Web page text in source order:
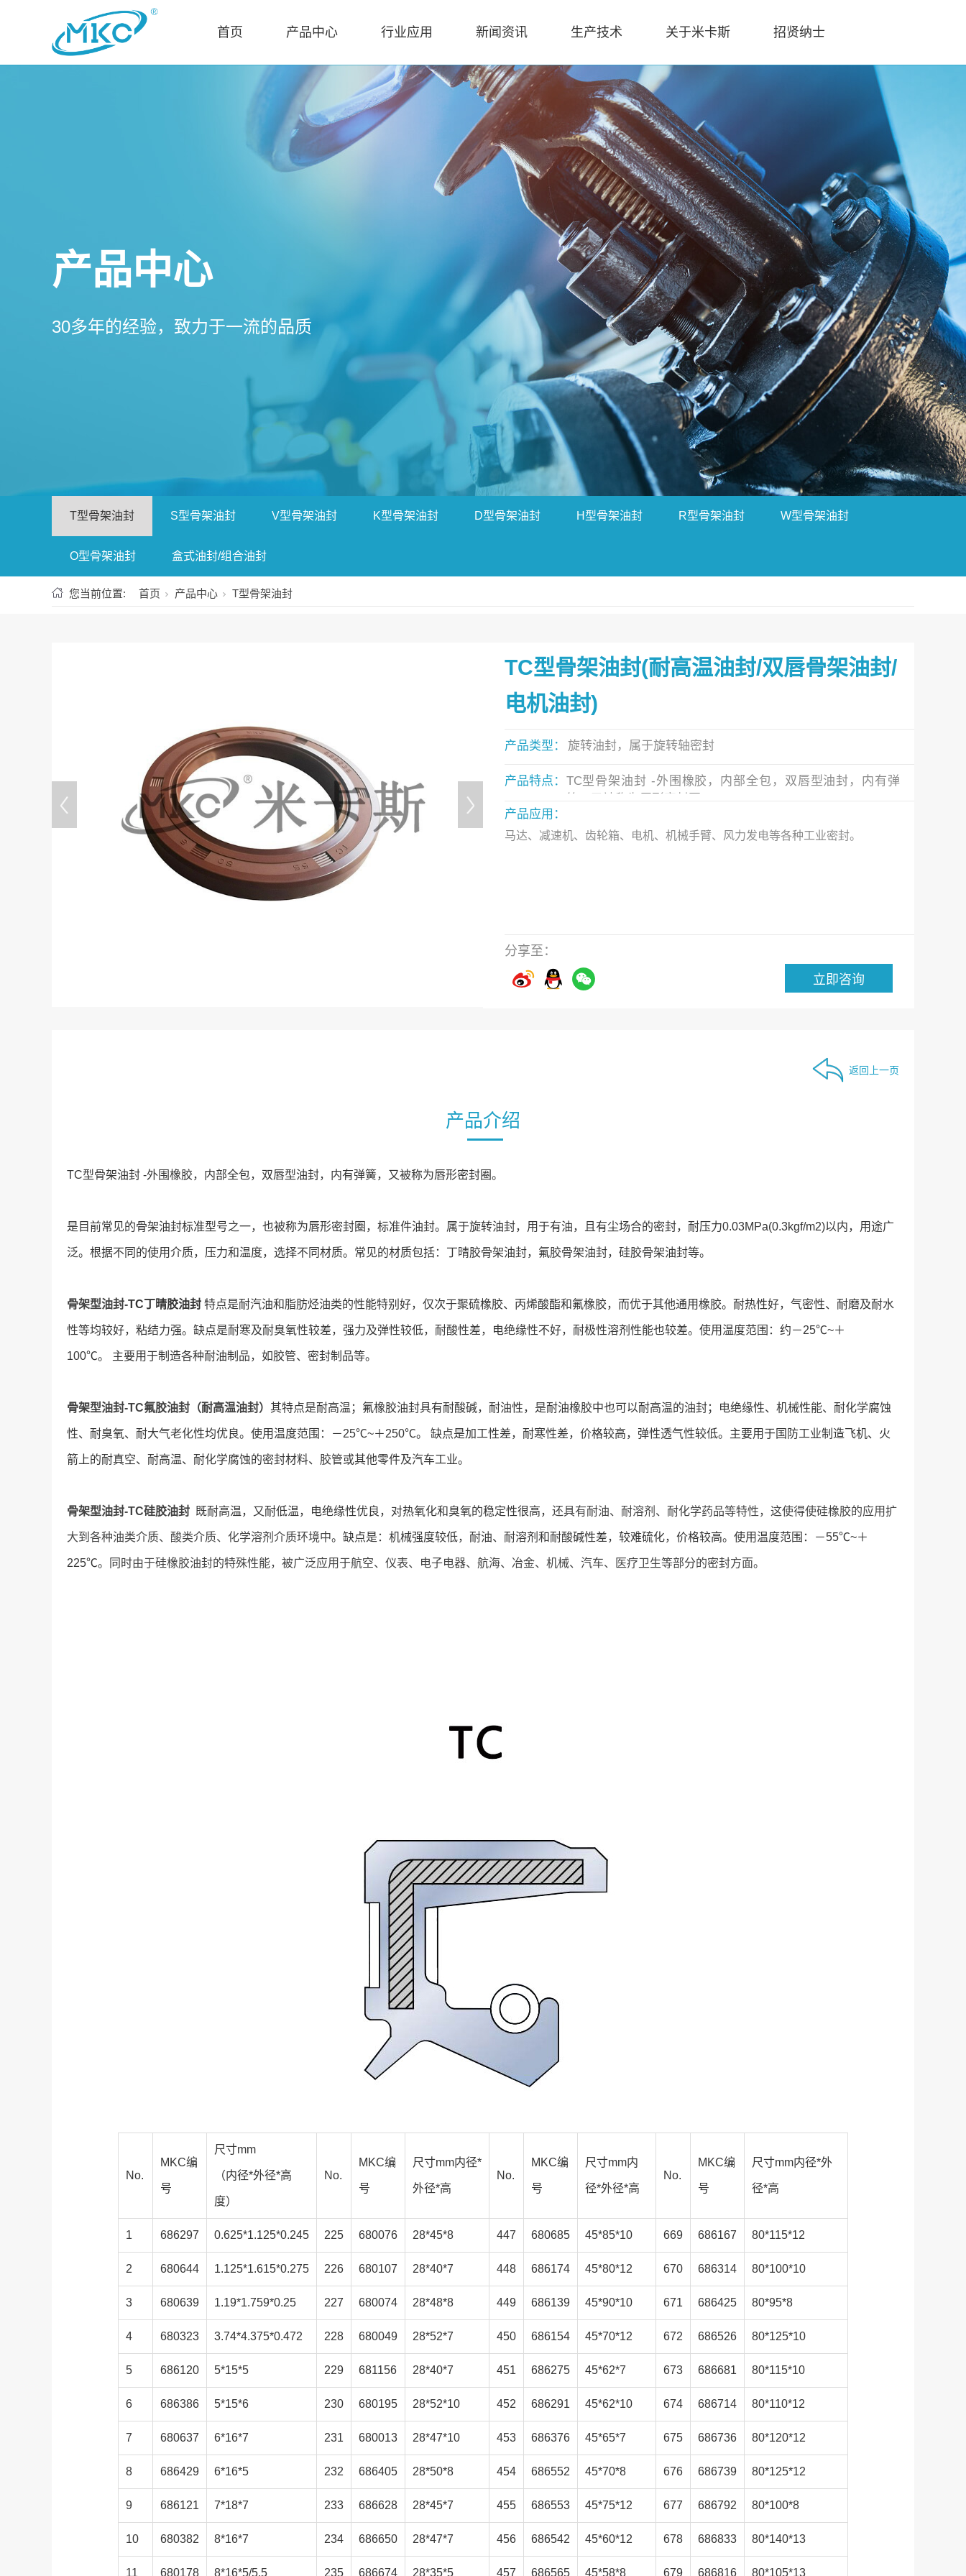
首页 产品中心 行业应用 新闻资讯 生产技术 关于米卡斯 招贤纳士
产品中心
30多年的经验，致力于一流的品质
T型骨架油封 S型骨架油封 V型骨架油封 K型骨架油封 D型骨架油封 H型骨架油封 R型骨架油封 W型骨架油封
O型骨架油封 盒式油封/组合油封
您当前位置: 首页 产品中心 T型骨架油封
TC型骨架油封(耐高温油封/双唇骨架油封/
电机油封)
产品类型： 旋转油封，属于旋转轴密封
产品特点： TC型骨架油封 -外围橡胶，内部全包，双唇型油封，内有弹
标准件油封，TC型油封。属于旋转油封，用于有油，且有尘场
产品应用：
马达、减速机、齿轮箱、电机、机械手臂、风力发电等各种工业密封。
分享至：
返回上一页
产品介绍
TC型骨架油封 -外围橡胶，内部全包，双唇型油封，内有弹簧，又被称为唇形密封圈。
是目前常见的骨架油封标准型号之一，也被称为唇形密封圈，标准件油封。属于旋转油封，用于有油，且有尘场合的密封，耐压力0.03MPa(0.3kgf/m2)以内，用途广
泛。根据不同的使用介质，压力和温度，选择不同材质。常见的材质包括：丁晴胶骨架油封，氟胶骨架油封，硅胶骨架油封等。
骨架型油封-TC丁晴胶油封 特点是耐汽油和脂肪烃油类的性能特别好，仅次于聚硫橡胶、丙烯酸酯和氟橡胶，而优于其他通用橡胶。耐热性好，气密性、耐磨及耐水
性等均较好，粘结力强。缺点是耐寒及耐臭氧性较差，强力及弹性较低，耐酸性差，电绝缘性不好，耐极性溶剂性能也较差。使用温度范围：约－25℃~＋
100℃。 主要用于制造各种耐油制品，如胶管、密封制品等。
骨架型油封-TC氟胶油封（耐高温油封） 其特点是耐高温；氟橡胶油封具有耐酸碱，耐油性，是耐油橡胶中也可以耐高温的油封；电绝缘性、机械性能、耐化学腐蚀
性、耐臭氧、耐大气老化性均优良。 使用温度范围：－25℃~＋250℃。 缺点是加工性差，耐寒性差，价格较高，弹性透气性较低。主要用于国防工业制造飞机、火
箭上的耐真空、耐高温、耐化学腐蚀的密封材料、胶管或其他零件及汽车工业。
骨架型油封-TC硅胶油封 既耐高温，又耐低温，电绝缘性优良，对热氧化和臭氧的稳定性很高， 还具有耐油、耐溶剂、耐化学药品等特性，这使得使硅橡胶的应用扩
大到各种油类介质、酸类介质、化学溶剂介质环境中。缺点是：机械强度较低，耐油、耐溶剂和耐酸碱性差，较难硫化，价格较高。使用温度范围：－55℃~＋
225℃。同时由于硅橡胶油封的特殊性能，被广泛应用于航空、仪表、电子电器、航海、冶金、机械、汽车、医疗卫生等部分的密封方面。
No.
MKC编
号
尺寸mm
（内径*外径*高
度）
No.
MKC编
号
尺寸mm内径*
外径*高
No.
MKC编
号
尺寸mm内
径*外径*高
No.
MKC编
号
尺寸mm内径*外
径*高
1 686297 0.625*1.125*0.245 225 680076 28*45*8 447 680685 45*85*10 669 686167 80*115*12
2 680644 1.125*1.615*0.275 226 680107 28*40*7 448 686174 45*80*12 670 686314 80*100*10
3 680639 1.19*1.759*0.25 227 680074 28*48*8 449 686139 45*90*10 671 686425 80*95*8
4 680323 3.74*4.375*0.472 228 680049 28*52*7 450 686154 45*70*12 672 686526 80*125*10
5 686120 5*15*5 229 681156 28*40*7 451 686275 45*62*7 673 686681 80*115*10
6 686386 5*15*6 230 680195 28*52*10 452 686291 45*62*10 674 686714 80*110*12
7 680637 6*16*7 231 680013 28*47*10 453 686376 45*65*7 675 686736 80*120*12
8 686429 6*16*5 232 686405 28*50*8 454 686552 45*70*8 676 686739 80*125*12
9 686121 7*18*7 233 686628 28*45*7 455 686553 45*75*12 677 686792 80*100*8
10 680382 8*16*7 234 686650 28*47*7 456 686542 45*60*12 678 686833 80*140*13
11 680178 8*16*5/5.5 235 686674 28*35*5 457 686565 45*58*8 679 686816 80*105*13